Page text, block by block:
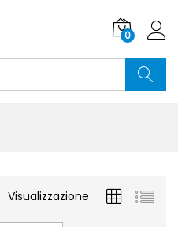
0
Visualizzazione